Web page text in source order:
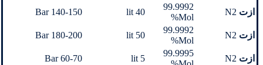
ازت N2
99.9992
Mol%
40 lit
140-150 Bar
ازت N2
99.9992
Mol%
50 lit
180-200 Bar
ازت N2
99.9995
5 lit
60-70 Bar